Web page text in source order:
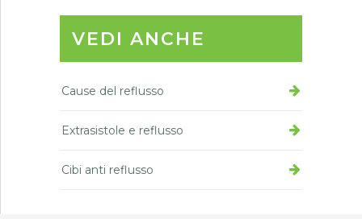
VEDI ANCHE
Cause del reflusso
Extrasistole e reflusso
Cibi anti reflusso